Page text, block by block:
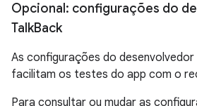
Opcional: configurações do
TalkBack
As configurações do desenvolvedor
facilitam os testes do app com o
Para consultar ou mudar as